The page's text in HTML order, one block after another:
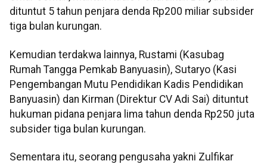
dituntut 5 tahun penjara denda Rp200 miliar subsider
tiga bulan kurungan.
Kemudian terdakwa lainnya, Rustami (Kasubag
Rumah Tangga Pemkab Banyuasin), Sutaryo (Kasi
Pengembangan Mutu Pendidikan Kadis Pendidikan
Banyuasin) dan Kirman (Direktur CV Adi Sai) dituntut
hukuman pidana penjara lima tahun denda Rp250 juta
subsider tiga bulan kurungan.
Sementara itu, seorang pengusaha yakni Zulfikar